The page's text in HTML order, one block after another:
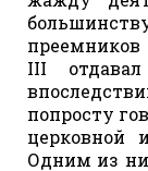
преемников
III
попросту
церковной
Одним из